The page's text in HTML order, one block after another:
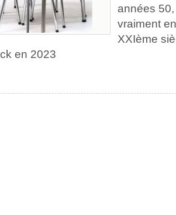
années 50,
vraiment
XXIème
en 2023